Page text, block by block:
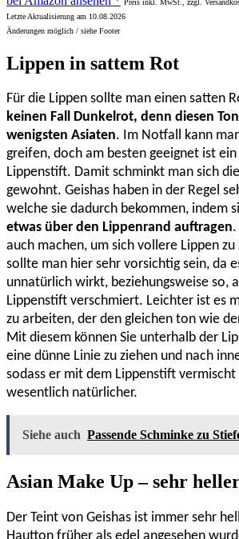
Letzte Aktualisierung am 10.08.2026
Änderungen möglich / siehe Footer
Lippen in sattem Rot
Für die Lippen sollte man einen satten
keinen Fall Dunkelrot, denn diesen
wenigsten Asiaten. Im Notfall kann
greifen, doch am besten geeignet ist
Lippenstift. Damit schminkt man sich
gewohnt. Geishas haben in der Regel
welche sie dadurch bekommen, indem
etwas über den Lippenrand auftragen
auch machen, um sich vollere Lippen
sollte man hier sehr vorsichtig sein, da
unnatürlich wirkt, beziehungsweise so,
Lippenstift verschmiert. Leichter ist es
zu arbeiten, der den gleichen ton wie
Mit diesem können Sie unterhalb der
eine dünne Linie zu ziehen und nach
sodass er mit dem Lippenstift
wesentlich natürlicher.
Siehe auch Passende Schminke zu
Asian Make Up – sehr
Der Teint von Geishas ist immer sehr